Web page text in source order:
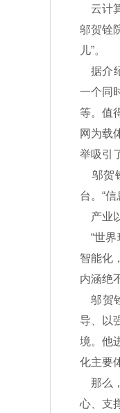
云计
邬贺铨
儿”。
据介
一个同
等。值
网为载
举吸引
邬贺
台。“
产业
“世界
智能化
内涵绝
邬贺
导、以
境。他
化主要
那么
心、支